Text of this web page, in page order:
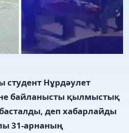
студент Нұрдәулет
байланысты қылмыстық
деп хабарлайды
31-арнаның